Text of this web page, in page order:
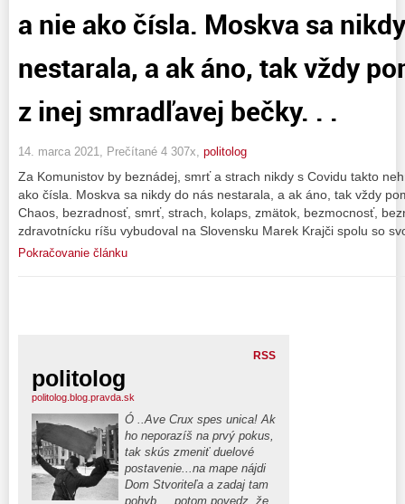
a nie ako čísla. Moskva sa
nestarala, a ak áno, tak vždy
z inej smradľavej bečky. . .
14. marca 2021, Prečítané 4 307x, politolog
Za Komunistov by beznádej, smrť a strach nikdy s Covidu takto
ako čísla. Moskva sa nikdy do nás nestarala, a ak áno, tak vždy
Chaos, bezradnosť, smrť, strach, kolaps, zmätok, bezmocnosť,
zdravotnícku ríšu vybudoval na Slovensku Marek Krajči spolu so
Pokračovanie článku
RSS
politolog
politolog.blog.pravda.sk
Ó ..Ave Crux spes unica! Ak
ho neporazíš na prvý pokus,
tak skús zmeniť duelové
postavenie...na mape nájdi
Dom Stvoriteľa a zadaj tam
pohyb.... potom povedz. že